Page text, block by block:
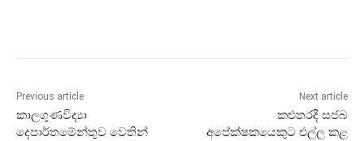
Previous article
කාලගුණවිද්‍යා
දෙපාර්තමේන්තුව වෙතින්
Next article
කළුතරදී සජබ
අපේක්ෂකයෙකුට එල්ල කළ